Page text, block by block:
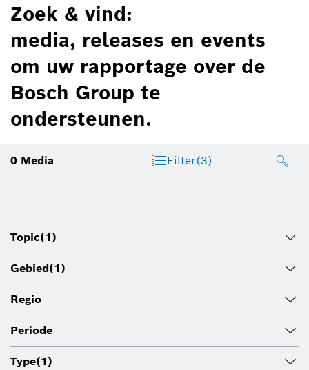
Zoek & vind:
media, releases en events
om uw rapportage over de
Bosch Group te
ondersteunen.
0 Media Filter(3)
Topic(1)
Gebied(1)
Regio
Periode
Type(1)